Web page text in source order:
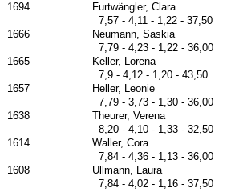
1694
Furtwängler, Clara
7,57 - 4,11 - 1,22 - 37,50
1666
Neumann, Saskia
7,79 - 4,23 - 1,22 - 36,00
1665
Keller, Lorena
7,9 - 4,12 - 1,20 - 43,50
1657
Heller, Leonie
7,79 - 3,73 - 1,30 - 36,00
1638
Theurer, Verena
8,20 - 4,10 - 1,33 - 32,50
1614
Waller, Cora
7,84 - 4,36 - 1,13 - 36,00
1608
Ullmann, Laura
7,84 - 4,02 - 1,16 - 37,50